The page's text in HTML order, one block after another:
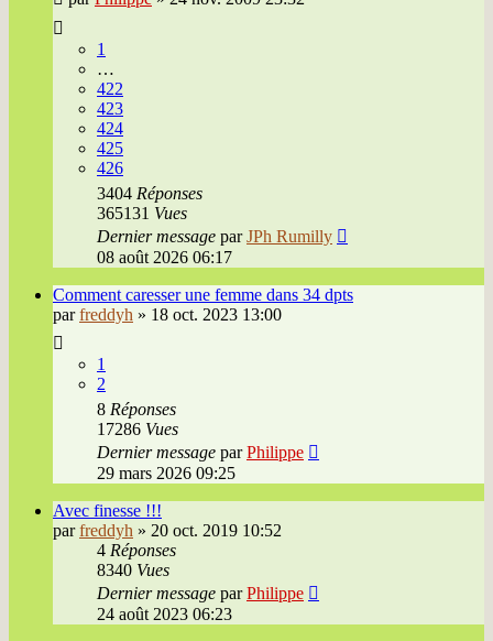
1
…
422
423
424
425
426
3404 Réponses
365131 Vues
Dernier message parJPh Rumilly
08 août 2026 06:17
Comment caresser une femme dans 34 dpts
parfreddyh » 18 oct. 2023 13:00
1
2
8 Réponses
17286 Vues
Dernier message parPhilippe
29 mars 2026 09:25
Avec finesse !!!
parfreddyh » 20 oct. 2019 10:52
4 Réponses
8340 Vues
Dernier message parPhilippe
24 août 2023 06:23